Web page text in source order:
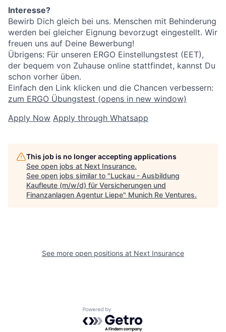
Interesse?
Bewirb Dich gleich bei uns. Menschen mit Behinderung
werden bei gleicher Eignung bevorzugt eingestellt. Wir
freuen uns auf Deine Bewerbung!
Übrigens: Für unseren ERGO Einstellungstest (EET),
der bequem von Zuhause online stattfindet, kannst Du
schon vorher üben.
Einfach den Link klicken und die Chancen verbessern:
zum ERGO Übungstest (opens in new window)
Apply Now Apply through Whatsapp
This job is no longer accepting applications
See open jobs at Next Insurance.
See open jobs similar to "Luckau - Ausbildung
Kaufleute (m/w/d) für Versicherungen und
Finanzanlagen Agentur Liepe" Munich Re Ventures.
See more open positions at Next Insurance
Powered by Getro.com